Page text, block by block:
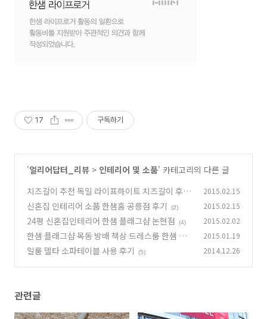
17 구독하기
'얼리어답터_리뷰 > 인테리어 및 소품' 카테고리의 다른 글
치즈갈이 추천 독일 라이프하이트 치즈갈이 후기
(2)
2015.02.15
신혼집 인테리어 소품 한샘홈 공릉점 후기 (2) 2015.02.15
24평 신혼집인테리어 한샘 플래그샵 논현점 (4) 2015.02.02
한샘 플래그샵 목동 방배 책상 드레스룸 한샘 플
래그샵 후기 (0)
2015.01.19
일룸 델타 소파테이블 사용 후기 (5) 2014.12.26
관련글